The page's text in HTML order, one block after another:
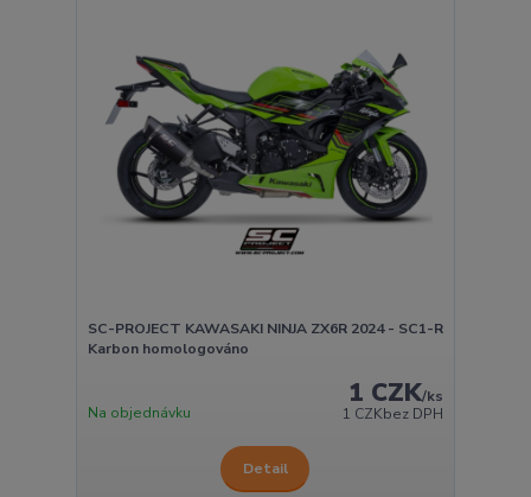
SC-PROJECT KAWASAKI NINJA ZX6R 2024 - SC1-R
Karbon homologováno
1 CZK/ks
1 CZKbez DPH
Na objednávku
Detail